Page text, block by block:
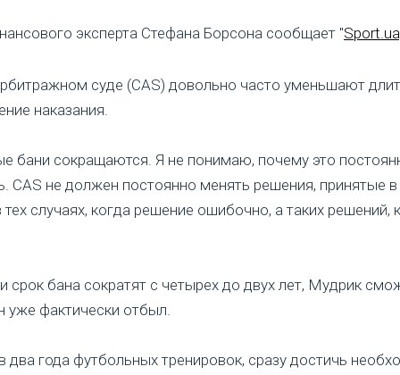
эксперта Стефана Борсона сообщает "Sport.ua
суде (CAS) довольно часто уменьшают
наказания.
бани сокращаются. Я не понимаю, почему это
CAS не должен постоянно менять решения, принятые
случаях, когда решение ошибочно, а таких решений,
срок бана сократят с четырех до двух лет, Мудрик
уже фактически отбыл.
года футбольных тренировок, сразу достичь